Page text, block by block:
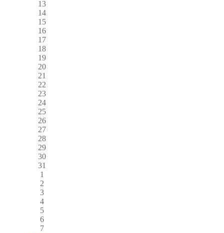
13
14
15
16
17
18
19
20
21
22
23
24
25
26
27
28
29
30
31
1
2
3
4
5
6
7